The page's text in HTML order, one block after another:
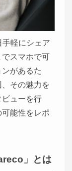
手軽にシェア
スマホで可
があるた
その魅力を
ューを行
能性をレポ
」とは